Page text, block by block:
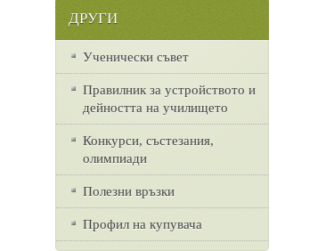
ДРУГИ
Ученически съвет
Правилник за устройството и
дейността на училището
Конкурси, състезания,
олимпиади
Полезни връзки
Профил на купувача